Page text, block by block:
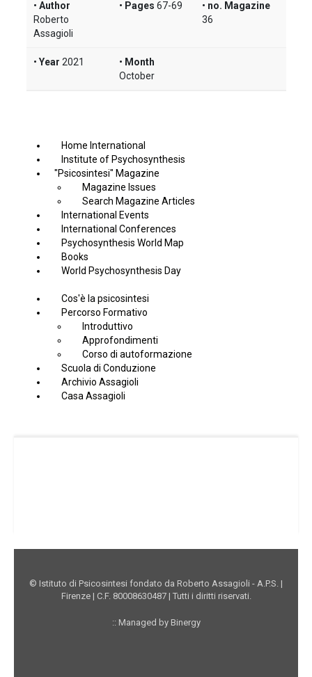
Author
Roberto
Assagioli
Pages 67-69
no. Magazine
36
Year 2021
Month
October
Home International
Institute of Psychosynthesis
"Psicosintesi" Magazine
Magazine Issues
Search Magazine Articles
International Events
International Conferences
Psychosynthesis World Map
Books
World Psychosynthesis Day
Cos'è la psicosintesi
Percorso Formativo
Introduttivo
Approfondimenti
Corso di autoformazione
Scuola di Conduzione
Archivio Assagioli
Casa Assagioli
© Istituto di Psicosintesi fondato da Roberto Assagioli - A.P.S. |
Firenze | C.F. 80008630487 | Tutti i diritti riservati.
:: Managed by Binergy